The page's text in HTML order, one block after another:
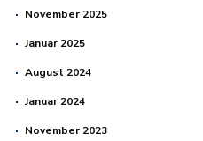
November 2025
Januar 2025
August 2024
Januar 2024
November 2023